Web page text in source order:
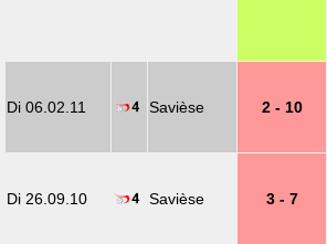
Di 06.02.11 Savièse 2 - 10
Di 26.09.10 Savièse 3 - 7